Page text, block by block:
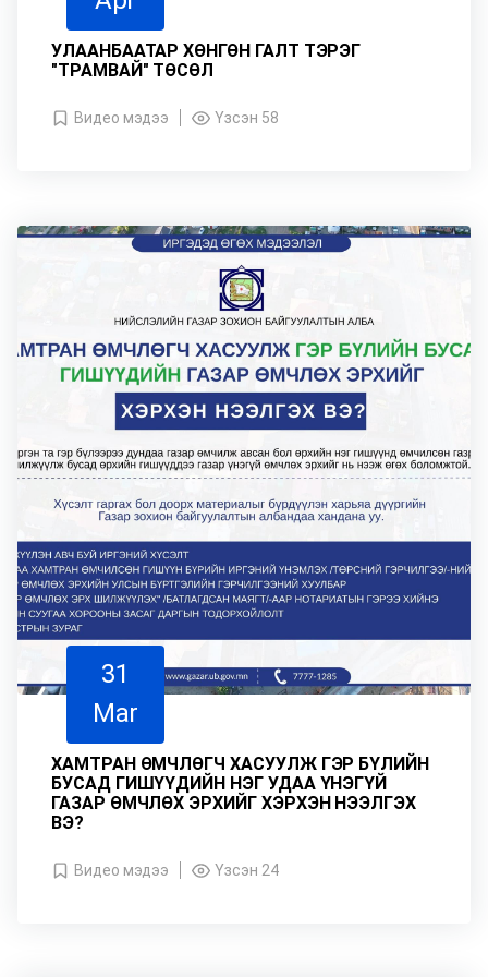
УЛААНБААТАР ХӨНГӨН ГАЛТ ТЭРЭГ
"ТРАМВАЙ" ТӨСӨЛ
Видео мэдээ Үзсэн 58
31
Mar
ХАМТРАН ӨМЧЛӨГЧ ХАСУУЛЖ ГЭР БҮЛИЙН
БУСАД ГИШҮҮДИЙН НЭГ УДАА ҮНЭГҮЙ
ГАЗАР ӨМЧЛӨХ ЭРХИЙГ ХЭРХЭН НЭЭЛГЭХ
ВЭ?
Видео мэдээ Үзсэн 24